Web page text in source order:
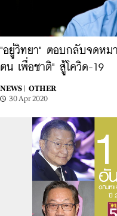
"อยู่วิทยา" ตอบกลับจดหม
ตน เพื่อชาติ" สู้โควิด-19
NEWS |
OTHER
30 Apr 2020